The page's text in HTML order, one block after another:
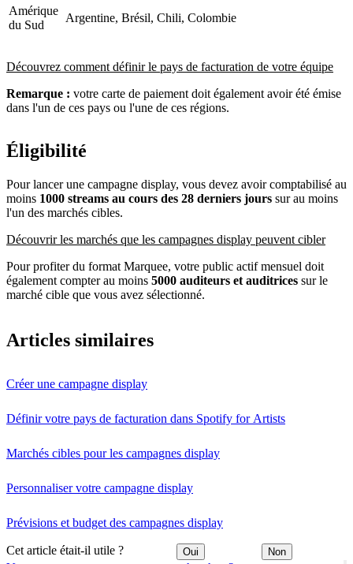
Amérique
du Sud
Argentine, Brésil, Chili, Colombie
Découvrez comment définir le pays de facturation de votre équipe
Remarque : votre carte de paiement doit également avoir été émise
dans l'un de ces pays ou l'une de ces régions.
Éligibilité
Pour lancer une campagne display, vous devez avoir comptabilisé au
moins 1000 streams au cours des 28 derniers jours sur au moins
l'un des marchés cibles.
Découvrir les marchés que les campagnes display peuvent cibler
Pour profiter du format Marquee, votre public actif mensuel doit
également compter au moins 5000 auditeurs et auditrices sur le
marché cible que vous avez sélectionné.
Articles similaires
Créer une campagne display
Définir votre pays de facturation dans Spotify for Artists
Marchés cibles pour les campagnes display
Personnaliser votre campagne display
Prévisions et budget des campagnes display
Cet article était-il utile ? Oui Non